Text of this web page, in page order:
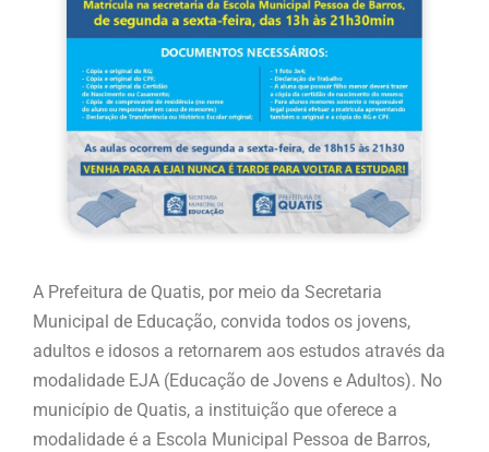
A Prefeitura de Quatis, por meio da Secretaria
Municipal de Educação, convida todos os jovens,
adultos e idosos a retornarem aos estudos através da
modalidade EJA (Educação de Jovens e Adultos). No
município de Quatis, a instituição que oferece a
modalidade é a Escola Municipal Pessoa de Barros,